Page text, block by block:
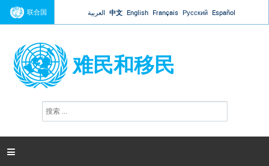
Jump to navigation
联合国 العربية 中文 English Français Русский Español
难民和移民
搜
索
